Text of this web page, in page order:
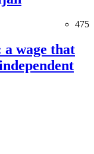
475
wage that